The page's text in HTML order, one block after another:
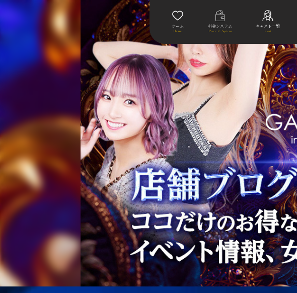
ホーム
Home
料金システム
Price & System
キャスト一覧
Cast